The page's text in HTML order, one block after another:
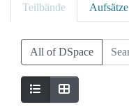
Teilbände Aufsätze
All of DSpace